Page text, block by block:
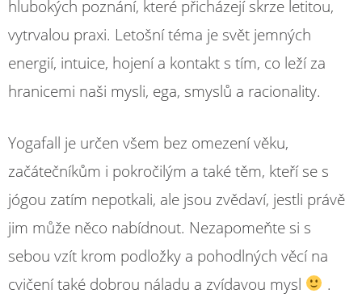
hlubokých poznání, které přicházejí skrze letitou,
vytrvalou praxi. Letošní téma je svět jemných
energií, intuice, hojení a kontakt s tím, co leží za
hranicemi naši mysli, ega, smyslů a racionality.
Yogafall je určen všem bez omezení věku,
začátečníkům i pokročilým a také těm, kteří se s
jógou zatím nepotkali, ale jsou zvědaví, jestli právě
jim může něco nabídnout. Nezapomeňte si s
sebou vzít krom podložky a pohodlných věcí na
cvičení také dobrou náladu a zvídavou mysl
.